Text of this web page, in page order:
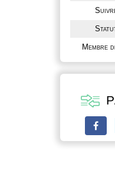
Membre